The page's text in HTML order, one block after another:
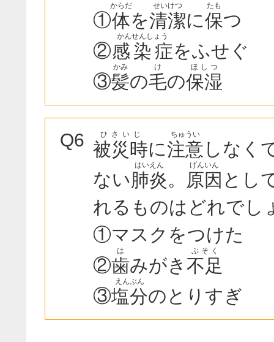
①体
からだ
を清潔
せいけつ
に保
たも
つ
②感染症
かんせんしょう
をふせぐ
③髪
かみ
の毛
け
の保湿
ほしつ
Q6 被災時
ひさいじ
に注意
ちゅうい
しなく
ない肺炎
はいえん
。 原因
げんいん
とし
れるものはどれでし
①マスクをつけた
②歯
は
みがき 不足
ぶそく
③塩分
えんぶん
のとりすぎ